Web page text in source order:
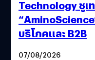
Technology ชูเ
บริโภคและ B2B
07/08/2026